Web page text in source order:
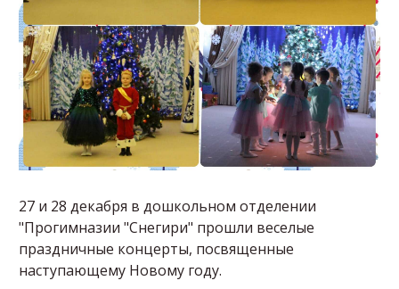
27 и 28 декабря в дошкольном отделении
"Прогимназии "Снегири" прошли веселые
праздничные концерты, посвященные
наступающему Новому году.